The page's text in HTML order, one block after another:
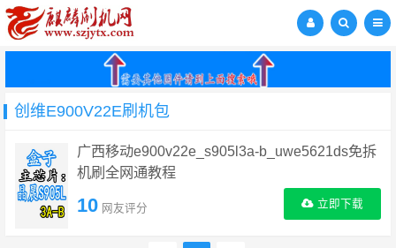
创维E900V22E刷机包
广西移动e900v22e_s905l3a-b_uwe5621ds免拆
机刷全网通教程
10 网友评分 立即下载